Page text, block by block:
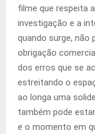
filme que respeita
investigação e a
quando surge, não
obrigação
dos erros que se
estreitando o
ao longa uma
também pode
e o momento em